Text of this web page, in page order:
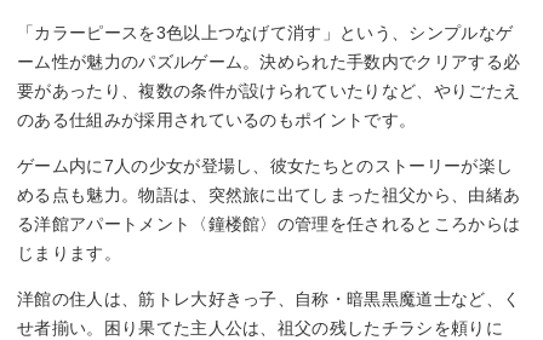
「カラーピースを3色以上つなげて消す」という、シンプルなゲ
ーム性が魅力のパズルゲーム。決められた手数内でクリアする必
要があったり、複数の条件が設けられていたりなど、やりごたえ
のある仕組みが採用されているのもポイントです。
ゲーム内に7人の少女が登場し、彼女たちとのストーリーが楽し
める点も魅力。物語は、突然旅に出てしまった祖父から、由緒あ
る洋館アパートメント〈鐘楼館〉の管理を任されるところからは
じまります。
洋館の住人は、筋トレ大好きっ子、自称・暗黒黒魔道士など、く
せ者揃い。困り果てた主人公は、祖父の残したチラシを頼りに